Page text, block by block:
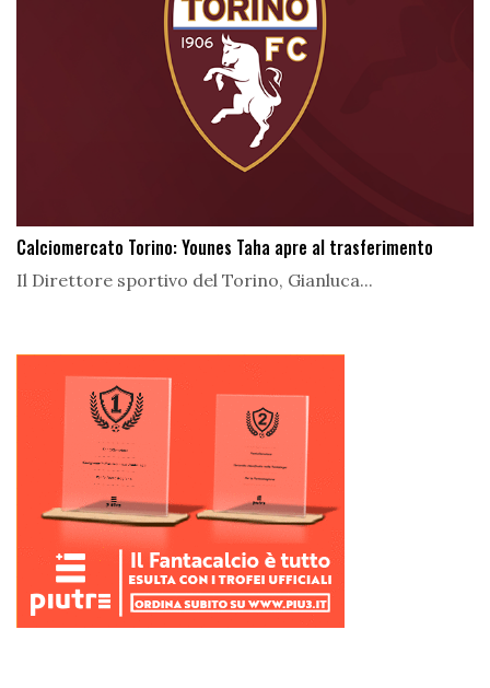
Calciomercato Torino: Younes Taha apre al trasferimento
Il Direttore sportivo del Torino, Gianluca...